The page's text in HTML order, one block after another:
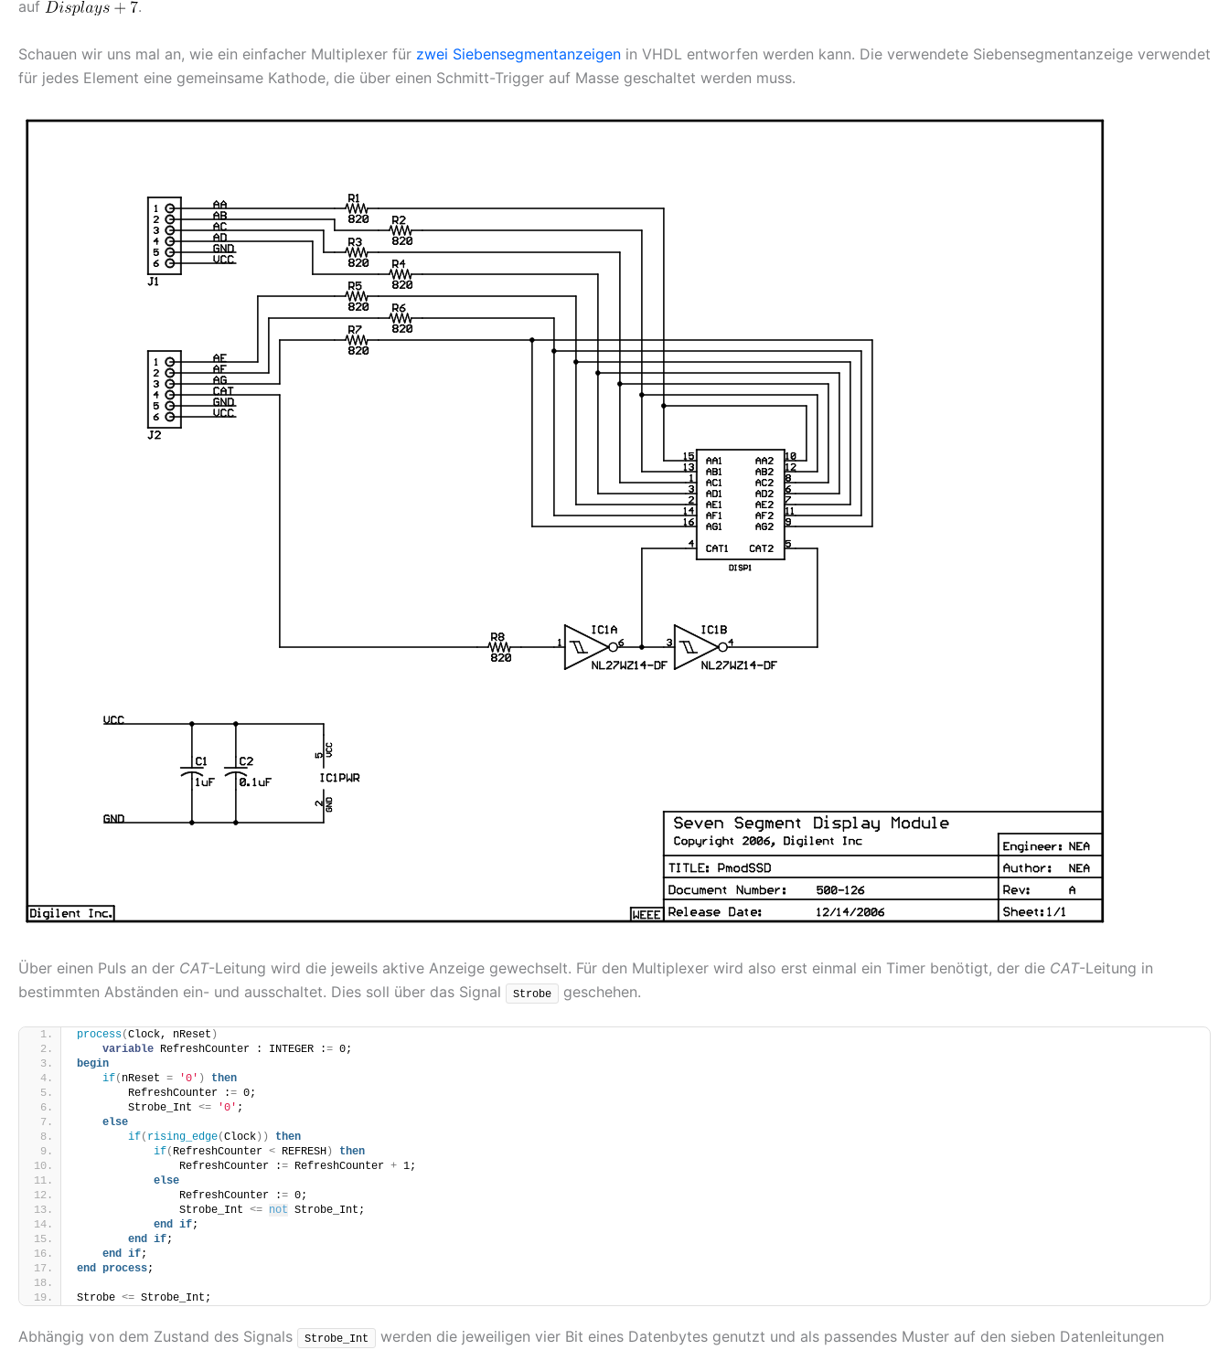
auf
.
Schauen wir uns mal an, wie ein einfacher Multiplexer für zwei Siebensegmentanzeigen in VHDL entworfen werden kann. Die verwendete Siebensegmentanzeige verwendet
für jedes Element eine gemeinsame Kathode, die über einen Schmitt-Trigger auf Masse geschaltet werden muss.
Über einen Puls an der CAT-Leitung wird die jeweils aktive Anzeige gewechselt. Für den Multiplexer wird also erst einmal ein Timer benötigt, der die CAT-Leitung in
bestimmten Abständen ein- und ausschaltet. Dies soll über das Signal
Strobe geschehen.
process(Clock, nReset )
variable RefreshCounter : INTEGER := 0;
begin
if( nReset = '0' )
then
        RefreshCounter :
= 0;
        Strobe_Int
<= '0' ;
else
if( rising_edge(Clock ))
then
if( RefreshCounter < REFRESH )
then
                RefreshCounter :
= RefreshCounter + 1;
else
                RefreshCounter :
= 0;
                Strobe_Int
<= not Strobe_Int;
end if;
end if;
end if;
end process;
Strobe <= Strobe_Int;
Abhängig von dem Zustand des Signals Strobe_Int
werden die jeweiligen vier Bit eines Datenbytes genutzt und als passendes Muster auf den sieben Datenleitungen